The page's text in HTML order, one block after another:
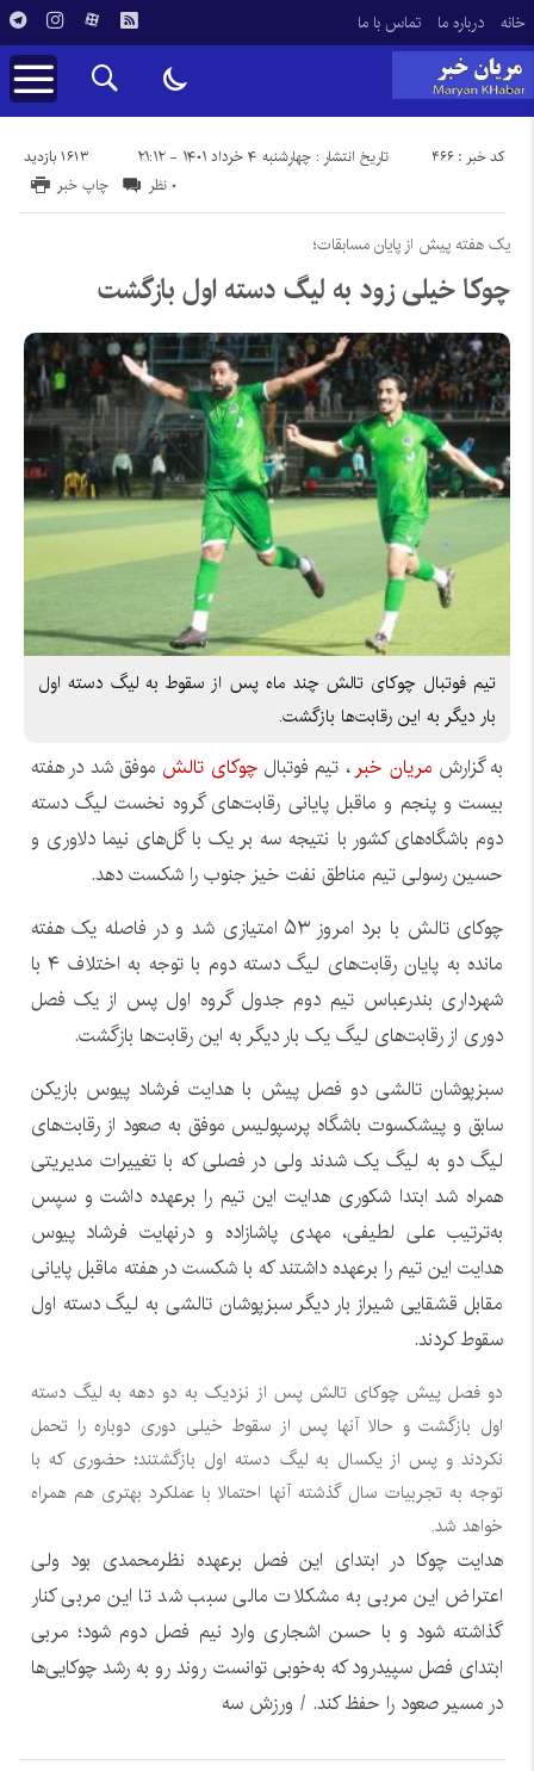
خانه درباره ما تماس با ما
تاریخ انتشار : چهارشنبه ۴ خرداد ۱۴۰۱ - ۲۱:۱۲ ۱۶۱۳ بازدید کد خبر : ۴۶۶
چاپ خبر ۰ نظر
یک هفته پیش از پایان مسابقات؛
چوکا خیلی زود به لیگ دسته اول بازگشت
تیم فوتبال چوکای تالش چند ماه پس از سقوط به لیگ دسته اول
بار دیگر به این رقابت‌ها بازگشت.
به گزارش مریان خبر، تیم فوتبالچوکای تالش موفق شد در هفته
بیست و پنجم و ماقبل پایانی رقابت‌های گروه نخست لیگ دسته
دوم باشگاه‌های کشور با نتیجه سه بر یک با گل‌های نیما دلاوری و
حسین رسولی تیم مناطق نفت خیز جنوب را شکست دهد.
چوکای تالش با برد امروز ۵۳ امتیازی شد و در فاصله یک هفته
مانده به پایان رقابت‌های لیگ دسته دوم با توجه به اختلاف ۴ با
شهرداری بندرعباس تیم دوم جدول گروه اول پس از یک فصل
دوری از رقابت‌های لیگ یک بار دیگر به این رقابت‌ها بازگشت.
سبزپوشان تالشی دو فصل پیش با هدایت فرشاد پیوس بازیکن
سابق و پیشکسوت باشگاه پرسپولیس موفق به صعود از رقابت‌های
لیگ دو به لیگ یک شدند ولی در فصلی که با تغییرات مدیریتی
همراه شد ابتدا شکوری هدایت این تیم را برعهده داشت و سپس
به‌ترتیب علی لطیفی، مهدی پاشازاده و درنهایت فرشاد پیوس
هدایت این تیم را برعهده داشتند که با شکست در هفته ماقبل پایانی
مقابل قشقایی شیراز بار دیگر سبزپوشان تالشی به لیگ دسته اول
سقوط کردند.
دو فصل پیش چوکای تالش پس از نزدیک به دو دهه به لیگ دسته
اول بازگشت و حالا آنها پس از سقوط خیلی دوری دوباره را تحمل
نکردند و پس از یکسال به لیگ دسته اول بازگشتند؛ حضوری که با
توجه به تجربیات سال گذشته آنها احتمالا با عملکرد بهتری هم همراه
خواهد شد.
هدایت چوکا در ابتدای این فصل برعهده نظرمحمدی بود ولی
اعتراض این مربی به مشکلات مالی سبب شد تا این مربی کنار
گذاشته شود و با حسن اشجاری وارد نیم فصل دوم شود؛ مربی
ابتدای فصل سپیدرود که به‌خوبی توانست روند رو به رشد چوکایی‌ها
در مسیر صعود را حفظ کند. / ورزش سه